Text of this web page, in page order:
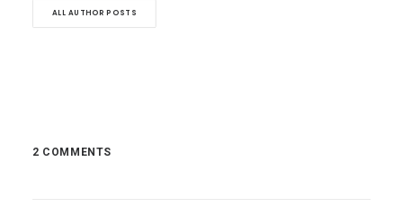
ALL AUTHOR POSTS
2 COMMENTS